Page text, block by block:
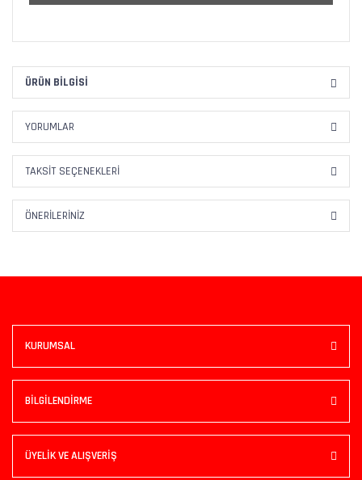
ÜRÜN BILGISI
YORUMLAR
TAKSIT SEÇENEKLERI
ÖNERILERINIZ
KURUMSAL
BİLGİLENDİRME
ÜYELİK VE ALIŞVERİŞ